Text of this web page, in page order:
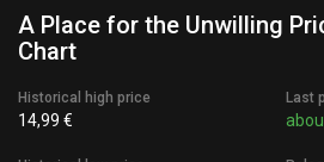
A Place for the Unwilling
Chart
Historical high price
14,99 €
Last